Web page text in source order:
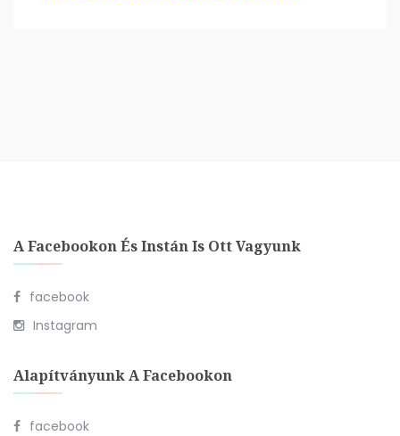
A Facebookon És Instán Is Ott Vagyunk
facebook
Instagram
Alapítványunk A Facebookon
facebook